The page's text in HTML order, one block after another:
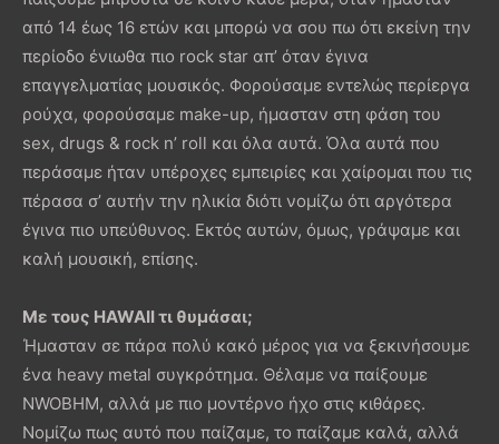
από 14 έως 16 ετών και μπορώ να σου πω ότι εκείνη την
περίοδο ένιωθα πιο rock star απ’ όταν έγινα
επαγγελματίας μουσικός. Φορούσαμε εντελώς περίεργα
ρούχα, φορούσαμε make-up, ήμασταν στη φάση του
sex, drugs & rock n’ roll και όλα αυτά. Όλα αυτά που
περάσαμε ήταν υπέροχες εμπειρίες και χαίρομαι που τις
πέρασα σ’ αυτήν την ηλικία διότι νομίζω ότι αργότερα
έγινα πιο υπεύθυνος. Εκτός αυτών, όμως, γράψαμε και
καλή μουσική, επίσης.
Με τους HAWAIIτι θυμάσαι;
Ήμασταν σε πάρα πολύ κακό μέρος για να ξεκινήσουμε
ένα heavy metal συγκρότημα. Θέλαμε να παίξουμε
NWOBHM, αλλά με πιο μοντέρνο ήχο στις κιθάρες.
Νομίζω πως αυτό που παίζαμε, το παίζαμε καλά, αλλά